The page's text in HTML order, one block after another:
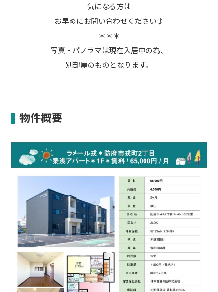
気になる方は
お早めにお問い合わせください♪
＊＊＊
写真・パノラマは現在入居中の為、
別部屋のものとなります。
物件概要